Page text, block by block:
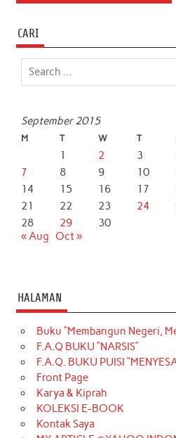
CARI
September 2015
M T W T
1 2 3
7
8 9 10
14
15 16 17
21
22 23 24
28
29
30
« Aug
Oct »
HALAMAN
Buku “Membangun Negeri,
F.A.Q BUKU “NARSIS”
F.A.Q. BUKU PUISI
Front Page
Karya & Kiprah
KOLEKSI E-BOOK
Kontak Saya